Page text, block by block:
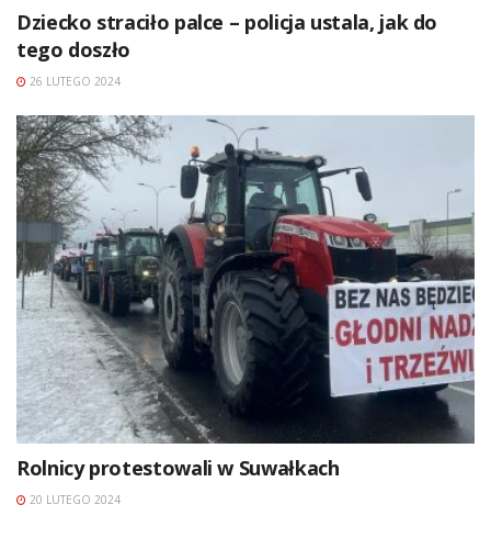
Dziecko straciło palce – policja ustala, jak do
tego doszło
26 LUTEGO 2024
Rolnicy protestowali w Suwałkach
20 LUTEGO 2024